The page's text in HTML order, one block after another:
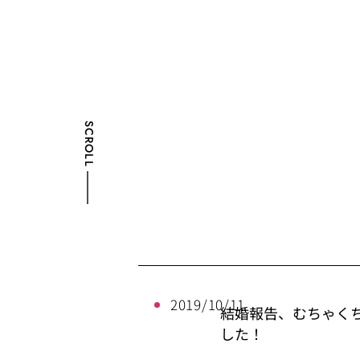
SCROLL
2019/10/11結婚報告、むちゃく
した！